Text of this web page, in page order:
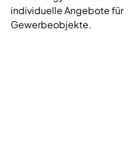
individuelle Angebote für
Gewerbeobjekte.